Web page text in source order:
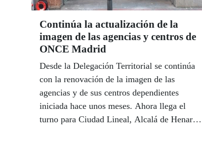
Continúa la actualización de la
imagen de las agencias y centros de
ONCE Madrid
Desde la Delegación Territorial se continúa
con la renovación de la imagen de las
agencias y de sus centros dependientes
iniciada hace unos meses. Ahora llega el
turno para Ciudad Lineal, Alcalá de Henares